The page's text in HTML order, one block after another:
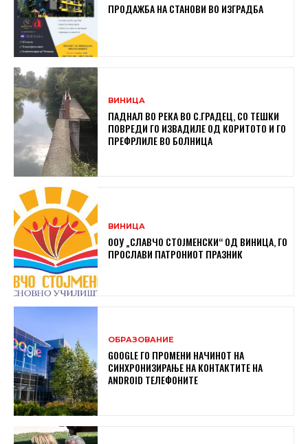
ПРОДАЖБА НА СТАНОВИ ВО ИЗГРАДБА
ВИНИЦА
ПАДНАЛ ВО РЕКА ВО С.ГРАДЕЦ, СО ТЕШКИ
ПОВРЕДИ ГО ИЗВАДИЛЕ ОД КОРИТОТО И ГО
ПРЕФРЛИЛЕ ВО БОЛНИЦА
ВИНИЦА
ООУ „СЛАВЧО СТОЈМЕНСКИ“ ОД ВИНИЦА, ГО
ПРОСЛАВИ ПАТРОНИОТ ПРАЗНИК
ОБРАЗОВАНИЕ
GOOGLE ГО ПРОМЕНИ НАЧИНОТ НА
СИНХРОНИЗИРАЊЕ НА КОНТАКТИТЕ НА
ANDROID ТЕЛЕФОНИТЕ